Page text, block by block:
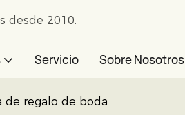
desde 2010.
Servicio Sobre Nosotros
de regalo de boda